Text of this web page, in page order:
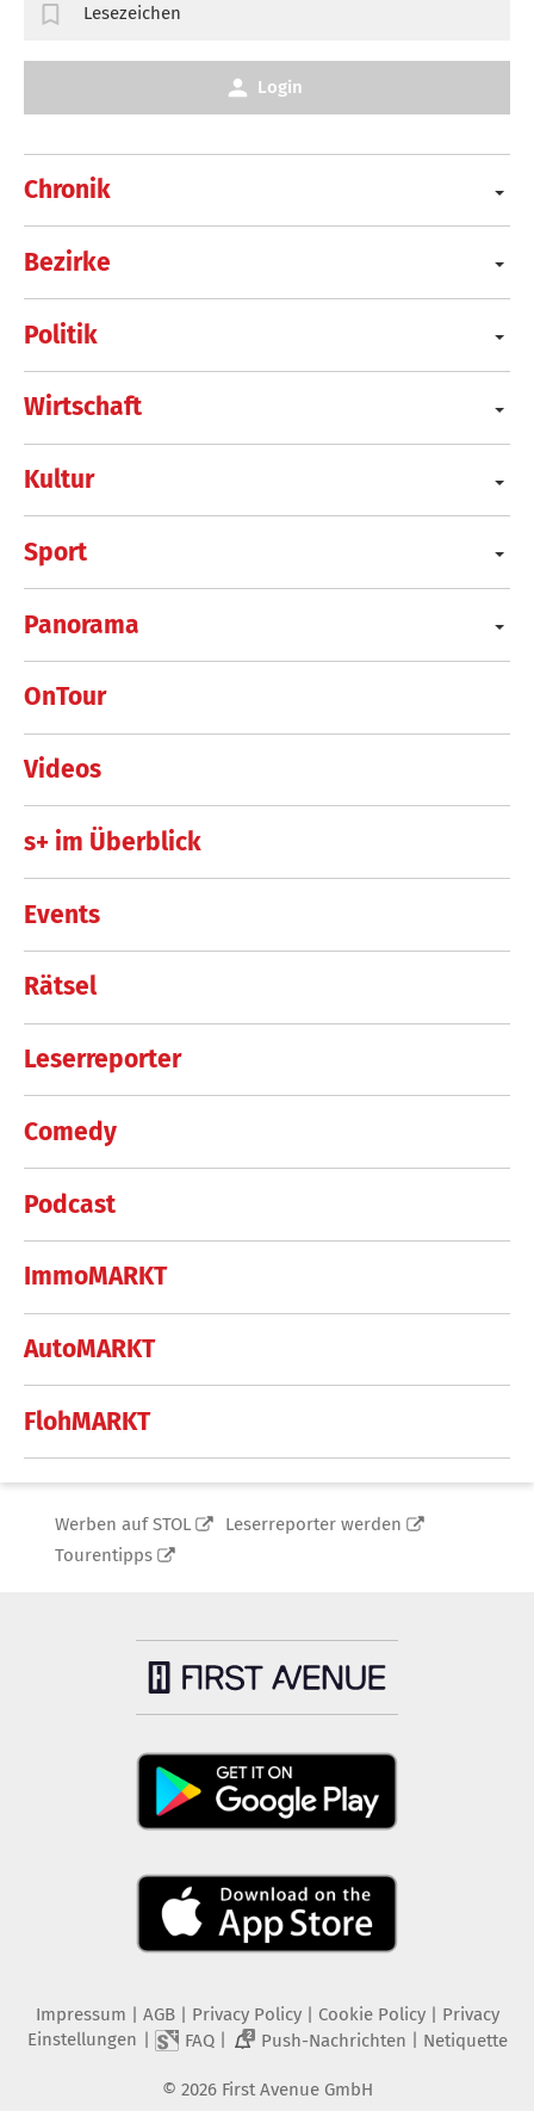
Chronik
Bezirke
Politik
Wirtschaft
Kultur
Sport
Panorama
OnTour
Videos
s+ im Überblick
Events
Rätsel
Leserreporter
Comedy
Podcast
ImmoMARKT
AutoMARKT
FlohMARKT
Lesezeichen
Login
Werben auf STOL
Leserreporter werden
Tourentipps
Impressum | AGB | Privacy Policy| Cookie Policy| Privacy
Einstellungen | FAQ| 2 Push-Nachrichten | Netiquette
© 2026 First Avenue GmbH